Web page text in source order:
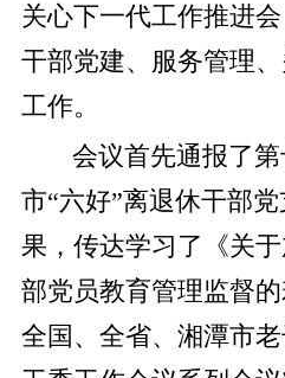
关心下一代工作推进
干部党建、服务管理
工作。
会议首先通报了
市“六好”离退休干部
果，传达学习了《关
部党员教育管理监督
全国、全省、湘潭市